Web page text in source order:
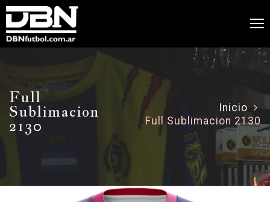
Full
Sublimacion
2130
Inicio
Full Sublimacion 2130